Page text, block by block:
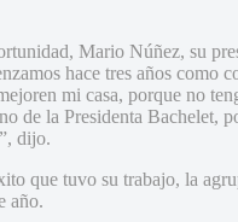
Mario Núñez, su
hace tres años como
mi casa, porque no
de la Presidenta Bachelet,
dijo.
que tuvo su trabajo, la
año.